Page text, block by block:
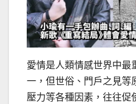
愛情是人類情感世界中最
一，但世俗、門戶之見等
壓力等各種因素，往往促